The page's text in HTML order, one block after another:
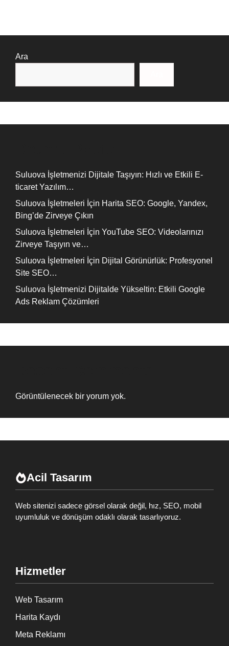
Ara
Suluova İşletmenizi Dijitale Taşıyın: Hızlı ve Etkili E-
ticaret Yazılım…
Suluova İşletmeleri İçin Harita SEO: Google, Yandex,
Bing’de Zirveye Çıkın
Suluova İşletmeleri İçin YouTube SEO: Videolarınızı
Zirveye Taşıyın ve…
Suluova İşletmeleri İçin Dijital Görünürlük: Profesyonel
Site SEO…
Suluova İşletmenizi Dijitalde Yükseltin: Etkili Google
Ads Reklam Çözümleri
Görüntülenecek bir yorum yok.
Acil Tasarım
Web sitenizi sadece görsel olarak değil, hız, SEO, mobil
uyumluluk ve dönüşüm odaklı olarak tasarlıyoruz.
Hizmetler
Web Tasarım
Harita Kaydı
Meta Reklamı